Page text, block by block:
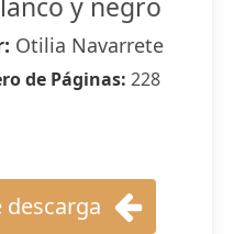
Otilia Navarrete
de Páginas: 228
descarga